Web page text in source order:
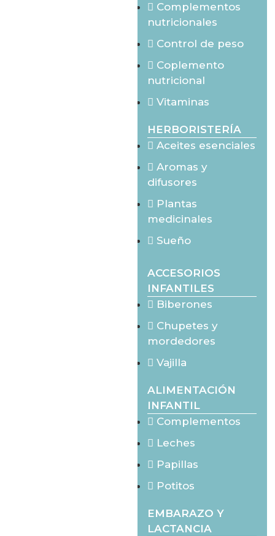
Complementos
nutricionales
Control de peso
Coplemento
nutricional
Vitaminas
HERBORISTERÍA
Aceites esenciales
Aromas y
difusores
Plantas
medicinales
Sueño
ACCESORIOS
INFANTILES
Biberones
Chupetes y
mordedores
Vajilla
ALIMENTACIÓN
INFANTIL
Complementos
Leches
Papillas
Potitos
EMBARAZO Y
LACTANCIA